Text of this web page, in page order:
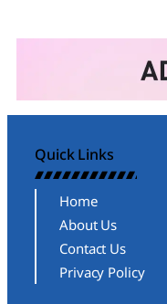
Quick Links
Home
About Us
Contact Us
Privacy Policy